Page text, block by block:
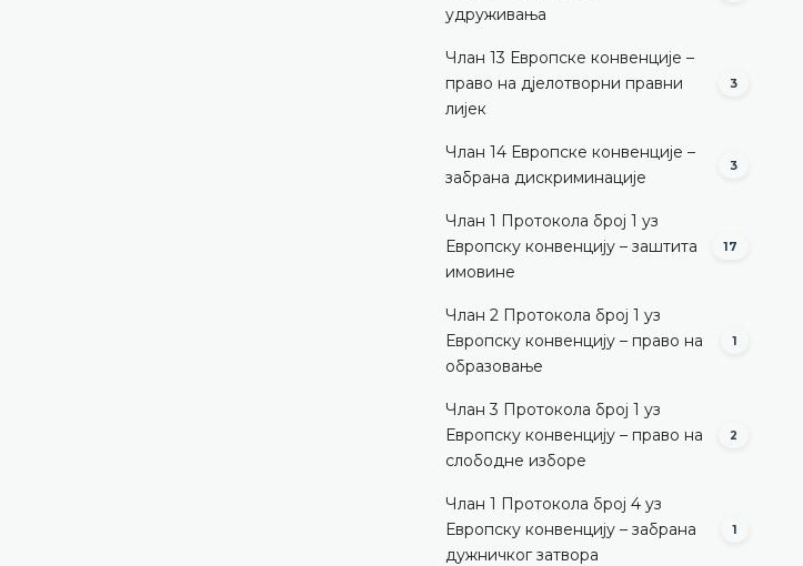
удруживања
Члан 13 Европске конвенције –
право на дјелотворни правни
лијек
3
Члан 14 Европске конвенције –
забрана дискриминације
3
Члан 1 Протокола број 1 уз
Европску конвенцију – заштита
имовине
17
Члан 2 Протокола број 1 уз
Европску конвенцију – право на
образовање
1
Члан 3 Протокола број 1 уз
Европску конвенцију – право на
слободне изборе
2
Члан 1 Протокола број 4 уз
Европску конвенцију – забрана
дужничког затвора
1